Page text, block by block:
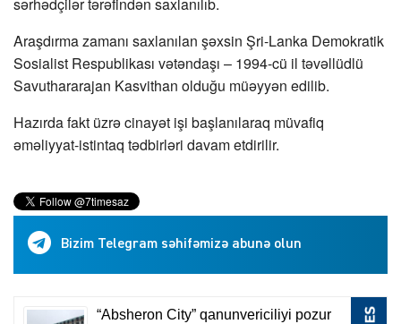
sərhədçilər tərəfindən saxlanılıb.
Araşdırma zamanı saxlanılan şəxsin Şri-Lanka Demokratik
Sosialist Respublikası vətəndaşı – 1994-cü il təvəllüdlü
Savuthararajan Kasvithan olduğu müəyyən edilib.
Hazırda fakt üzrə cinayət işi başlanılaraq müvafiq
əməliyyat-istintaq tədbirləri davam etdirilir.
Bizim Telegram səhifəmizə abunə olun